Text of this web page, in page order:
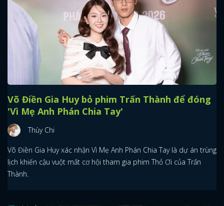
Võ Điền Gia Huy bỏ phim Trấn Thành để đóng
'Vì Mẹ Anh Phán Chia Tay'
Thùy Chi
Võ Điền Gia Huy xác nhận Vì Mẹ Anh Phán Chia Tay là dự án trùng
lịch khiến cậu vuột mất cơ hội tham gia phim Thỏ Ơi của Trấn
Thành.